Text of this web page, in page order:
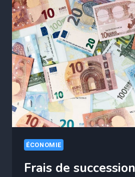
MIEUX
PAYÉS
EN
FRANCE
EN
2024
ÉCONOMIE
Frais de